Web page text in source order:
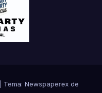
Tema: Newspaperex de